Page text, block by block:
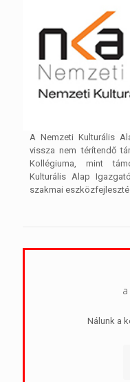
A Nemzeti Kulturális
vissza nem térítendő
Kollégiuma, mint
Kulturális Alap
szakmai
Nálunk a